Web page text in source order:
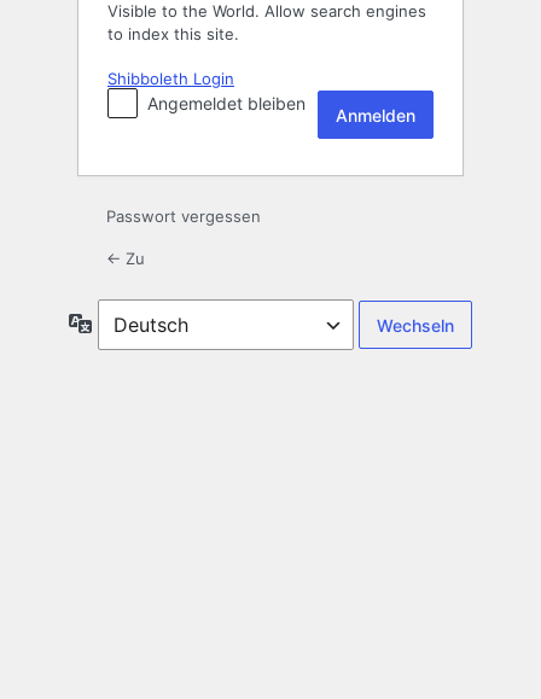
Visible to the World. Allow search engines
to index this site.
Shibboleth Login
Angemeldet bleiben
Passwort vergessen
← Zu
Sprache